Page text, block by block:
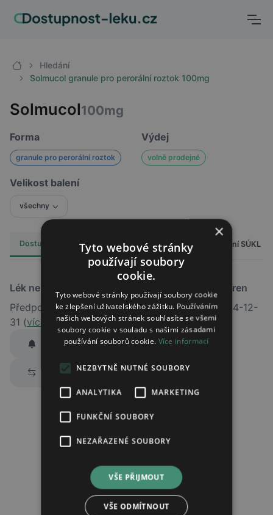
Hledání
Solmucol granule pro perorální roztok 100mg
Solmucol100mg
Forma
granule pro perorální roztok
Výdej
volně prodejné
Velikost balení
všechny
Dostupnost Cena Alternativy 1 Hlášení SÚKL
Lék není dostupný v žádné ze sledovaných lékáren
Předpokládaný termín obnovení dodávky je 2024-12-
31 (více informací)
Hlídat dostupnost
Zaslat jednorázově emailem informaci o naskladnění
Solmucol granule pro perorální roztok
slevové nabídky a novinky
zpracování osobních údajů.
Seznámil/a jsem se se zásadami zpracování osobních údajů
Prozkoumat alternativy
×
Tyto webové stránky
používají soubory
cookie.
Tyto webové stránky používají soubory cookie
ke zlepšení uživatelského zážitku. Používáním
našich webových stránek souhlasíte se všemi
soubory cookie v souladu s našimi zásadami
používání souborů cookie. Více informací
NEZBYTNĚ NUTNÉ SOUBORY
ANALYTIKA MARKETING
FUNKČNÍ SOUBORY
NEZAŘAZENÉ SOUBORY
VŠE PŘIJMOUT
VŠE ODMÍTNOUT